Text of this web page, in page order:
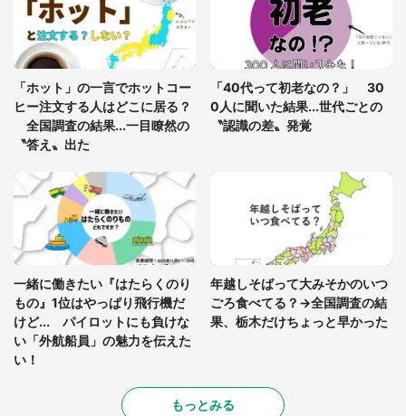
ードル高い」
あまりにも四角すぎる猫、激写される 「これもう
座布団だろ」「食パンの耳」と1.4万人困惑
「ホット」の一言でホットコー
ヒー注文する人はどこに居る？
全国調査の結果...一目瞭然の
〝答え〟出た
「40代って初老なの？」 30
0人に聞いた結果...世代ごとの
〝認識の差〟発覚
一緒に働きたい『はたらくのり
もの』1位はやっぱり飛行機だ
けど... パイロットにも負けな
い「外航船員」の魅力を伝えた
い！
年越しそばって大みそかのいつ
ごろ食べてる？→全国調査の結
果、栃木だけちょっと早かった
もっとみる